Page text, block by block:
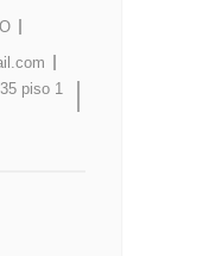
piso 1